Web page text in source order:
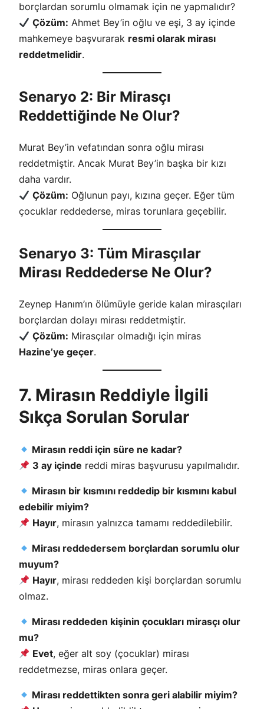
borçlardan sorumlu olmamak için ne yapmalıdır?
Çözüm: Ahmet Bey’in oğlu ve eşi, 3 ay içinde
mahkemeye başvurarak resmi olarak mirası
reddetmelidir.
Senaryo 2: Bir Mirasçı
Reddettiğinde Ne Olur?
Murat Bey’in vefatından sonra oğlu mirası
reddetmiştir. Ancak Murat Bey’in başka bir kızı
daha vardır.
Çözüm: Oğlunun payı, kızına geçer. Eğer tüm
çocuklar reddederse, miras torunlara geçebilir.
Senaryo 3: Tüm Mirasçılar
Mirası Reddederse Ne Olur?
Zeynep Hanım’ın ölümüyle geride kalan mirasçıları
borçlardan dolayı mirası reddetmiştir.
Çözüm: Mirasçılar olmadığı için miras
Hazine’ye geçer.
7. Mirasın Reddiyle İlgili
Sıkça Sorulan Sorular
Mirasın reddi için süre ne kadar?
3 ay içinde reddi miras başvurusu yapılmalıdır.
Mirasın bir kısmını reddedip bir kısmını kabul
edebilir miyim?
Hayır, mirasın yalnızca tamamı reddedilebilir.
Mirası reddedersem borçlardan sorumlu olur
muyum?
Hayır, mirası reddeden kişi borçlardan sorumlu
olmaz.
Mirası reddeden kişinin çocukları mirasçı olur
mu?
Evet, eğer alt soy (çocuklar) mirası
reddetmezse, miras onlara geçer.
Mirası reddettikten sonra geri alabilir miyim?